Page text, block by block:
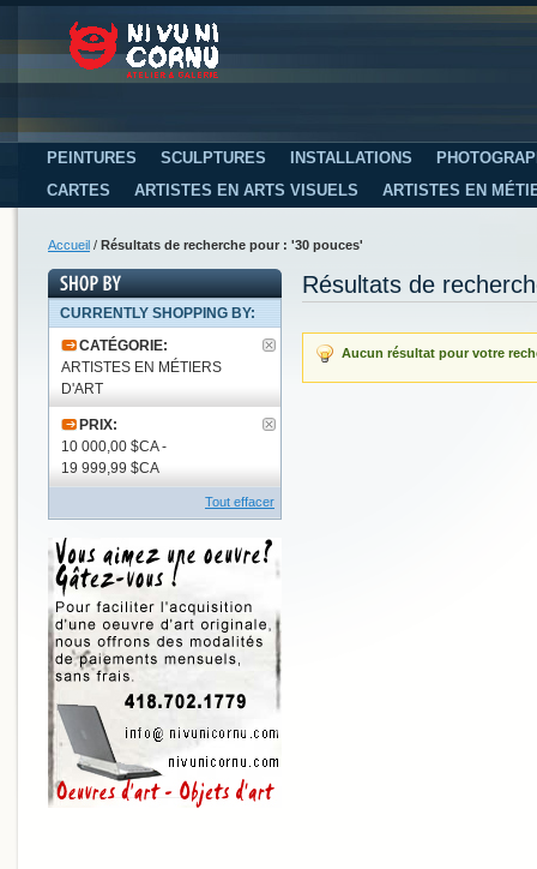
PEINTURES SCULPTURES INSTALLATIONS
CARTES
ARTISTES EN ARTS VISUELS ARTISTES EN
Accueil / Résultats de recherche pour : '30 pouces'
Résultats de
Aucun résultat pour votre
CURRENTLY SHOPPING BY:
CATÉGORIE:
ARTISTES EN MÉTIERS
D'ART
PRIX:
10 000,00 $CA -
19 999,99 $CA
Tout effacer